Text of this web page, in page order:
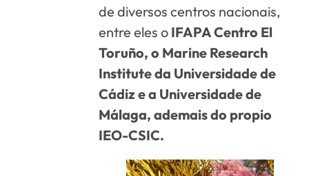
de diversos centros nacionais,
entre eles o IFAPA Centro El
Toruño, o Marine Research
Institute da Universidade de
Cádiz e a Universidade de
Málaga, ademais do propio
IEO-CSIC.